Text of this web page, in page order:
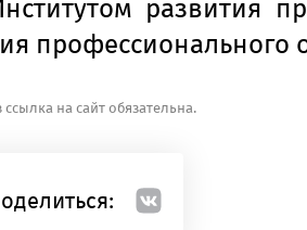
развития
профессионального
на сайт обязательна.